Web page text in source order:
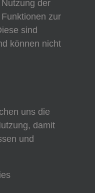
der
zur
sind
können nicht
uns die
damit
und